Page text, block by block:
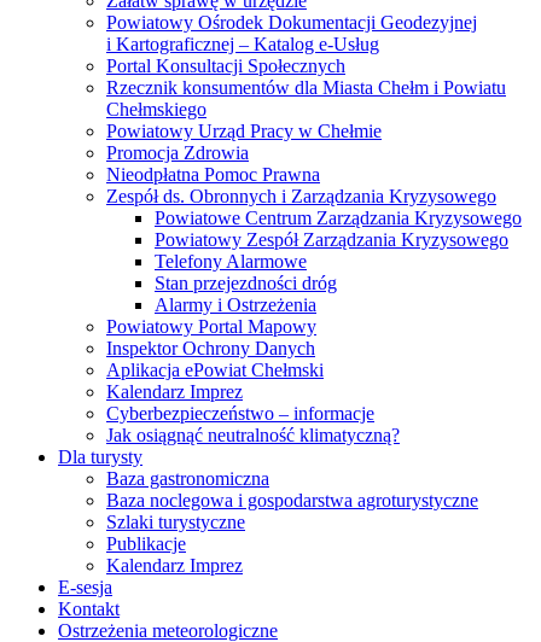
Powiatowy Ośrodek Dokumentacji Geodezyjnej
i Kartograficznej – Katalog e-Usług
Portal Konsultacji Społecznych
Rzecznik konsumentów dla Miasta Chełm i Powiatu
Chełmskiego
Powiatowy Urząd Pracy w Chełmie
Promocja Zdrowia
Nieodpłatna Pomoc Prawna
Zespół ds. Obronnych i Zarządzania Kryzysowego
Powiatowe Centrum Zarządzania Kryzysowego
Powiatowy Zespół Zarządzania Kryzysowego
Telefony Alarmowe
Stan przejezdności dróg
Alarmy i Ostrzeżenia
Powiatowy Portal Mapowy
Inspektor Ochrony Danych
Aplikacja ePowiat Chełmski
Kalendarz Imprez
Cyberbezpieczeństwo – informacje
Jak osiągnąć neutralność klimatyczną?
Dla turysty
Baza gastronomiczna
Baza noclegowa i gospodarstwa agroturystyczne
Szlaki turystyczne
Publikacje
Kalendarz Imprez
E-sesja
Kontakt
Ostrzeżenia meteorologiczne